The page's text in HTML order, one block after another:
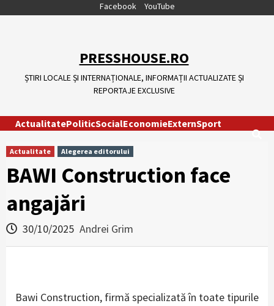
Facebook YouTube
PRESSHOUSE.RO
ȘTIRI LOCALE ȘI INTERNAȚIONALE, INFORMAȚII ACTUALIZATE ȘI
REPORTAJE EXCLUSIVE
ActualitatePoliticSocialEconomieExternSport
Actualitate Alegerea editorului
BAWI Construction face
angajări
30/10/2025 Andrei Grim
Bawi Construction, firmă specializată în toate tipurile